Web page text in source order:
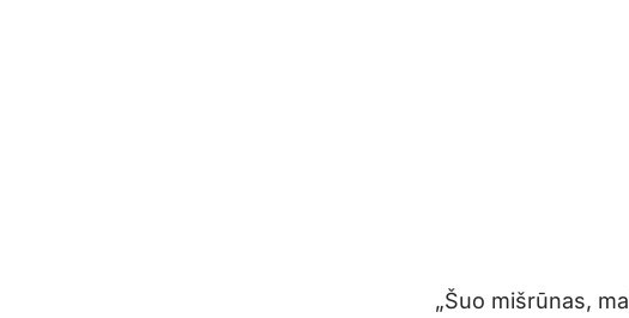
„Šuo mišrūnas,